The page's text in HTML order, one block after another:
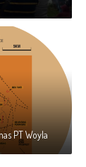
PT Woyla